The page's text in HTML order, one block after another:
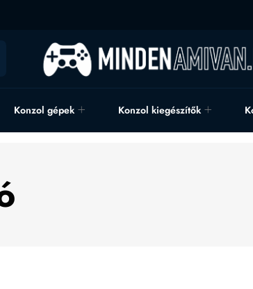
Konzol gépek Konzol kiegészítők